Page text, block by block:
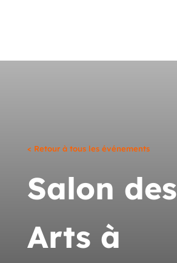
< Retour à tous les événements
Salon des
Arts à